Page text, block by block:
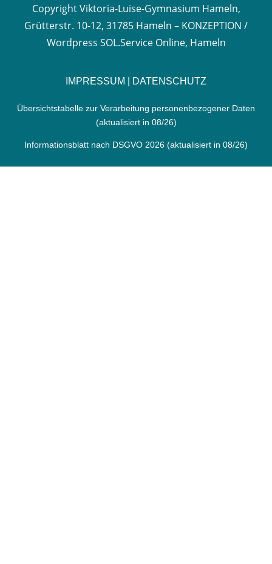
Copyright Viktoria-Luise-Gymnasium Hameln,
Grütterstr. 10-12, 31785 Hameln – KONZEPTION /
Wordpress SOL.Service Online, Hameln
IMPRESSUM DATENSCHUTZ
Übersichtstabelle zur Verarbeitung personenbezogener Daten
(aktualisiert in 08/26)
Informationsblatt nach DSGVO 2026 (aktualisiert in 08/26)